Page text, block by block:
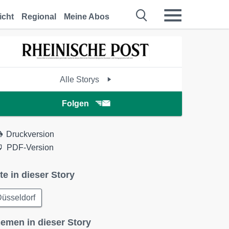
Regional Meine Abos
Alle Storys
Folgen
Druckversion
PDF-Version
in dieser Story
in dieser Story